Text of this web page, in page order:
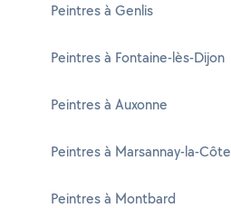
Peintres à Genlis
Peintres à Fontaine-lès-Dijon
Peintres à Auxonne
Peintres à Marsannay-la-Côte
Peintres à Montbard